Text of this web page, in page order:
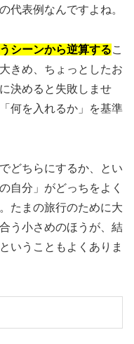
表例なんですよね。
シーンから逆算するこ
きめ、ちょっとしたお
決めると失敗しませ
何を入れるか」を基準
どちらにするか、とい
自分」がどっちをよく
たまの旅行のために大
う小さめのほうが、結
いうこともよくありま